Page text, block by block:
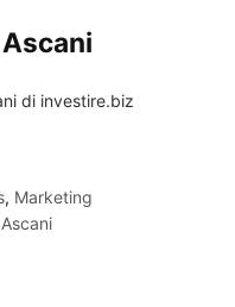
di investire.biz
, Marketing